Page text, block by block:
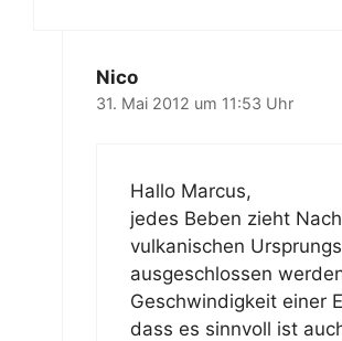
Nico
31. Mai 2012 um 11:53 Uhr
Hallo Marcus,
jedes Beben zieht
vulkanischen
ausgeschlossen
Geschwindigkeit einer
dass es sinnvoll ist